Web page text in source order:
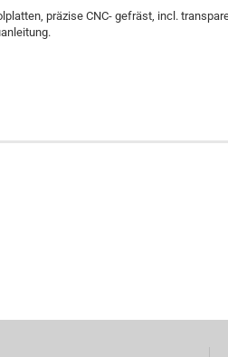
präzise CNC- gefräst, incl.